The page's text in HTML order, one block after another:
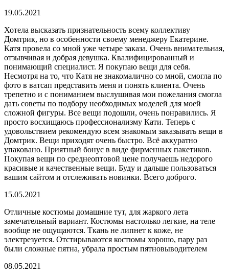
19.05.2021
Хотела высказать признательность всему коллективу
Домтрик, но в особенности своему менеджеру Екатерине.
Катя провела со мной уже четыре заказа. Очень внимательная,
отзывчивая и добрая девушка. Квалифицированный и
понимающий специалист. Я покупаю вещи для себя.
Несмотря на то, что Катя не знакомалично со мной, смогла по
фото в ватсап представить меня и понять клиента. Очень
трепетно и с пониманием выслушивая мои пожелания смогла
дать советы по подбору необходимых моделей для моей
сложной фигуры. Все вещи подошли, очень понравились. Я
просто восхищаюсь профессионализму Кати. Теперь с
удовольствием рекомендую всем знакомым заказывать вещи в
Домтрик. Вещи приходят очень быстро. Всё аккуратно
упаковано. Приятный бонус в виде фирменных пакетиков.
Покупая вещи по среднеоптовой цене получаешь недорого
красивые и качественные вещи. Буду и дальше пользоваться
вашим сайтом и отслеживать новинки. Всего доброго.
15.05.2021
Отличные костюмы домашние тут, для жаркого лета
замечательный вариант. Костюмы настолько легкие, на теле
вообще не ощущаются. Ткань не липнет к коже, не
электрезуется. Отстирываются костюмы хорошо, пару раз
были сложные пятна, убрала простым пятновыводителем
08.05.2021